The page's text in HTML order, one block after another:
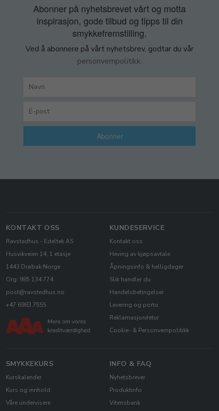
Abonner på nyhetsbrevet vårt og motta
inspirasjon, gode tilbud og tipps til din
smykkefremstilling.
Ved å abonnere på vårt nyhetsbrev, godtar du vår
personvernpolitikk.
Abonner
KONTAKT OSS
Ravstedhus - Edeltek AS
Husvikveien 14, 1 etasje
1443 Drøbak Norge
Org: 985 134 774
post@ravstedhus.no
+47 6983 7555
KUNDESERVICE
Kontakt oss
Heving av kjøpsavtale
Åpningsinfo & helligdager
Slik handler du
Handelsbetingelser
Levering og porto
Reklamasjon/retur
Cookie- & Personvernpolitikk
SMYKKEKURS
Kurskalender
Kurs og innhold
Våre undervisere
INFO & FAQ
Nyhetsbrever
Produktinfo
Vitensbank